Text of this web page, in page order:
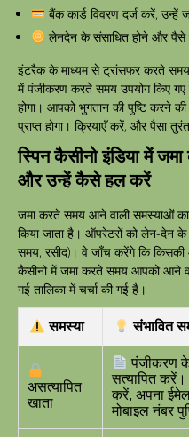
बैंक कार्ड विवरण दर्ज करें, उन्हें
लेनदेन के संसाधित होने और पैसे
इंटरैक के माध्यम से ट्रांसफर करते
में पंजीकरण करते समय उपयोग किए गए
होगा। आपको भुगतान की पुष्टि करने
प्राप्त होगा। क्रियाएँ करें, और पैसा
स्पिन कैसीनो इंडिया में
और उन्हें कैसे हल करें
जमा करते समय आने वाली समस्याओं का
किया जाता है। ऑपरेटरों को लेन-देन के
समय, रसीद)। वे जाँच करेंगे कि
कैसीनो में जमा करते समय आपको आने
गई तालिका में चर्चा की गई है।
समस्या संभावित
असत्यापित
खाता
पंजीकरण के
सत्यापित
करें, अपना
मोबाइल नंबर